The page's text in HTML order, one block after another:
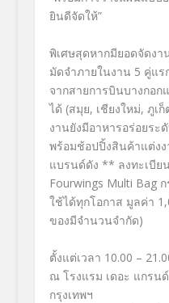
ยินดีจัดให้”
พิเศษสุดหากมียอดจัดง
มัดจำภายในงาน 5 คู่แ
จากสายการบินบางกอก
ได้ (สมุย, เชียงใหม่, ภูเ
งานยังมีอาหารอร่อยร
พร้อมช้อปปิ้งสินค้าแต่ง
แบรนด์ดัง ** ลงทะเบีย
Fourwings Multi Bag
ใช้ได้ทุกโอกาส มูลค่า
ของมีจำนวนจำกัด)
ตั้งแต่เวลา 10.00 –
ณ โรงแรม เดอะ แกรน
กรุงเทพฯ